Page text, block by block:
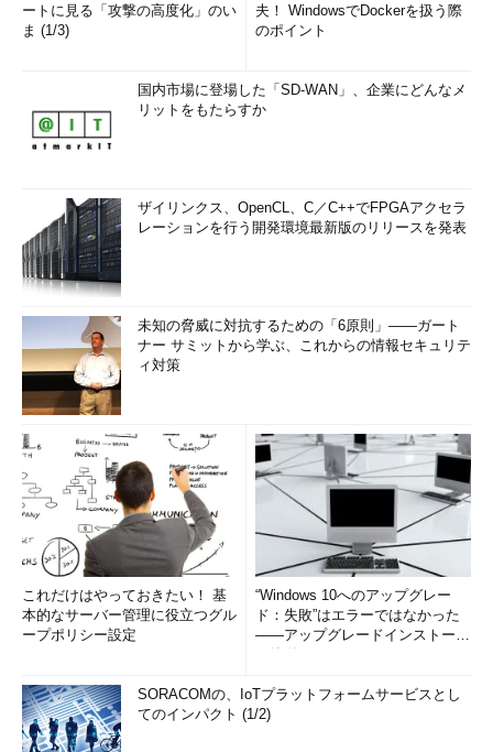
ートに見る「攻撃の高度化」のい
ま (1/3)
夫！ WindowsでDockerを扱う際
のポイント
国内市場に登場した「SD-WAN」、企業にどんなメ
リットをもたらすか
ザイリンクス、OpenCL、C／C++でFPGAアクセラ
レーションを行う開発環境最新版のリリースを発表
未知の脅威に対抗するための「6原則」――ガート
ナー サミットから学ぶ、これからの情報セキュリテ
ィ対策
これだけはやっておきたい！ 基
本的なサーバー管理に役立つグル
ープポリシー設定
“Windows 10へのアップグレー
ド：失敗”はエラーではなかった
――アップグレードインストール
SORACOMの、IoTプラットフォームサービスとし
てのインパクト (1/2)